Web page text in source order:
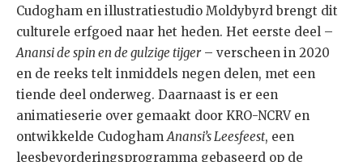
Cudogham en illustratiestudio Moldybyrd brengt dit
culturele erfgoed naar het heden. Het eerste deel –
Anansi de spin en de gulzige tijger– verscheen in 2020
en de reeks telt inmiddels negen delen, met een
tiende deel onderweg. Daarnaast is er een
animatieserie over gemaakt door KRO-NCRV en
ontwikkelde CudoghamAnansi’s Leesfeest, een
leesbevorderingsprogramma gebaseerd op de